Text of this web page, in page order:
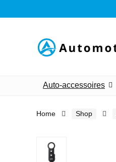
Auto-accessoires
Home Shop